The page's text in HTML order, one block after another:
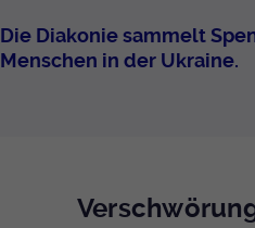
Die Diakonie sammelt
Menschen in der Ukraine.